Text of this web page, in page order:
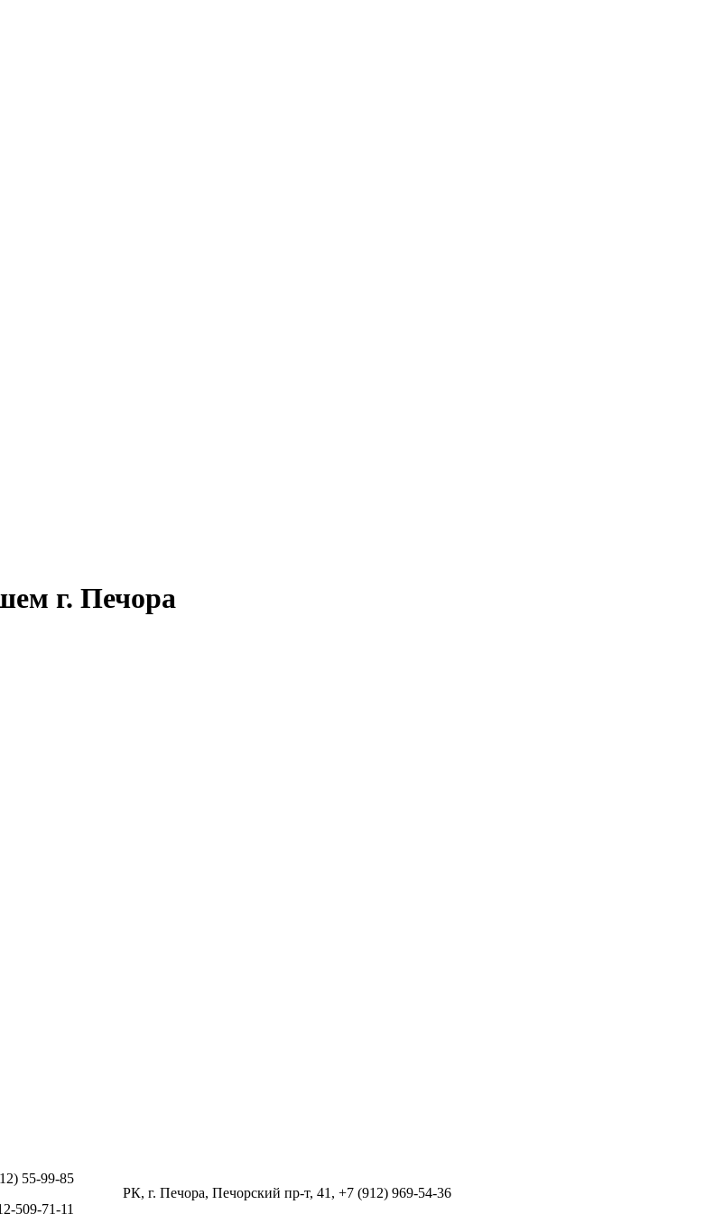
г. Печора
РК, г. Печора, Печорский пр-т, 41, +7 (912) 969-54-36
55-99-85
509-71-11